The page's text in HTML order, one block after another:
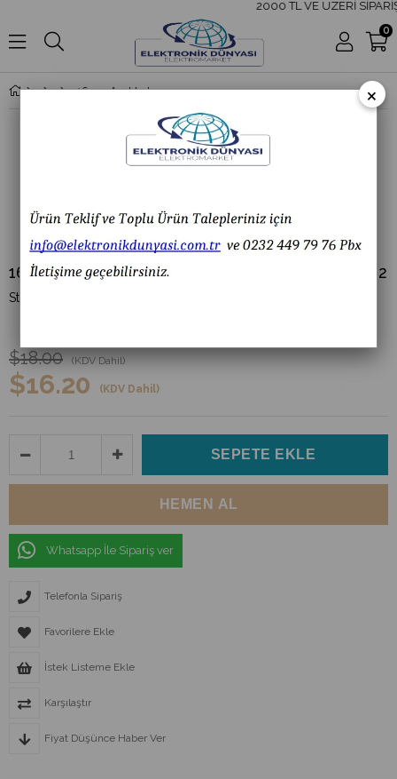
2000 TL VE ÜZERİ
0
16mm Anahtarlı Yuvarlak Kalıcı Mandal Buton 1-0-2
16mm Anahtarlı Yuvarlak Kalıcı Mandal Buton 1-0-2
$18.00 (KDV Dahil)
$16.20 (KDV Dahil)
Whatsapp İle Sipariş ver
Telefonla Sipariş
Favorilere Ekle
İstek Listeme Ekle
Karşılaştır
Fiyat Düşünce Haber Ver
×